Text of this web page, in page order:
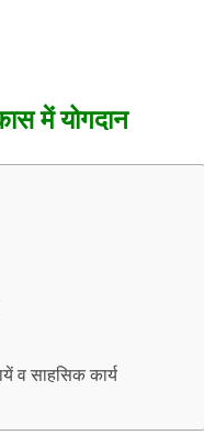
में योगदान
व साहसिक कार्य